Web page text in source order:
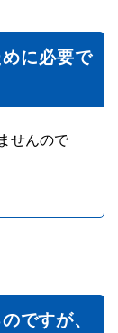
に必要で
せんので
ですが、